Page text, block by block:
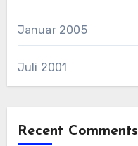
Januar 2005
Juli 2001
Recent Comments